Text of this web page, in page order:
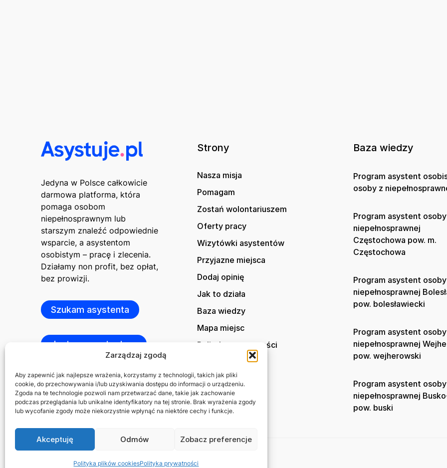
Zarządzaj zgodą
Aby zapewnić jak najlepsze wrażenia, korzystamy z technologii, takich jak pliki
cookie, do przechowywania i/lub uzyskiwania dostępu do informacji o urządzeniu.
Zgoda na te technologie pozwoli nam przetwarzać dane, takie jak zachowanie
podczas przeglądania lub unikalne identyfikatory na tej stronie. Brak wyrażenia zgody
lub wycofanie zgody może niekorzystnie wpłynąć na niektóre cechy i funkcje.
Akceptuję Odmów Zobacz preferencje
Polityka plików cookiesPolityka prywatności
Jedyna w Polsce całkowicie
darmowa platforma, która
pomaga osobom
niepełnosprawnym lub
starszym znaleźć odpowiednie
wsparcie, a asystentom
osobistym – pracę i zlecenia.
Działamy non profit, bez opłat,
bez prowizji.
Szukam asystenta
Jestem asystentem
Strony
Nasza misja
Pomagam
Zostań wolontariuszem
Oferty pracy
Wizytówki asystentów
Przyjazne miejsca
Dodaj opinię
Jak to działa
Baza wiedzy
Mapa miejsc
Polityka prywatności
Baza wiedzy
Program asystent
osoby z
Program asystent osoby
niepełnosprawnej
Częstochowa pow. m.
Częstochowa
Program asystent osoby
niepełnosprawnej
pow. bolesławiecki
Program asystent osoby
niepełnosprawnej
pow. wejherowski
Program asystent osoby
niepełnosprawnej
pow. buski
© 2026 Asystuje.pl